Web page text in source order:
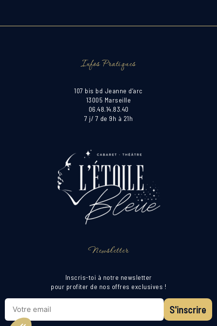
Infos Pratiques
107 bis bd Jeanne d’arc
13005 Marseille
06.48.14.83.40
7 j/ 7 de 9h à 21h
Newsletter
Inscris-toi à notre newsletter
pour profiter de nos offres exclusives !
S'inscrire